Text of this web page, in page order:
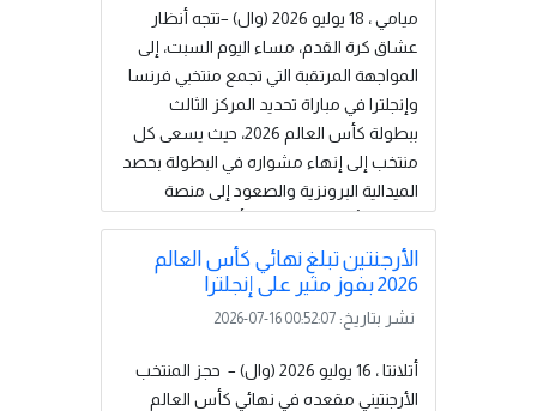
ديكلان رايس، وإزري كونسا، وبوكايو ساكا
و37 و45....
إقرأ المزيد
ميامي ، 18 يوليو 2026 (وال) –تتجه أنظار
عشاق كرة القدم، مساء اليوم السبت، إلى
المواجهة المرتقبة التي تجمع منتخبي فرنسا
وإنجلترا في مباراة تحديد المركز الثالث
ببطولة كأس العالم 2026، حيث يسعى كل
منتخب إلى إنهاء مشواره في البطولة بحصد
الميدالية البرونزية والصعود إلى منصة
روك بمدينة ميامي الأمريكية، وتنطلق
صافرة البداية في تمام الساعة 23:00
بتوقيت ليبيا.ويدخل المنتخب الفرنسي اللقاء
بطموح تعزيز سجله في البطولة بإحراز
الميدالية البرونزية للمرة الثالثة، بعدما أنهى
مشاركته في المركز الثالث خلال نسختي...
الأرجنتين تبلغ نهائي كأس العالم
2026 بفوز مثير على إنجلترا
نشر بتاريخ:2026-07-16 00:52:07
أتلانتا ، 16 يوليو 2026 (وال) – حجز المنتخب
الأرجنتيني مقعده في نهائي كأس العالم